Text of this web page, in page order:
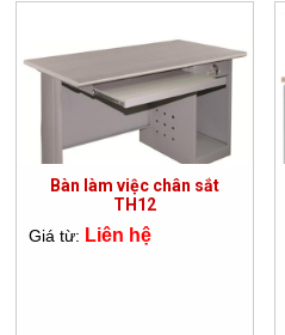
Bàn làm việc chân sắt
TH12
Giá từ: Liên hệ